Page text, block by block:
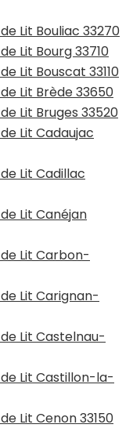
Lit Bouliac 33270
Lit Bourg 33710
Lit Bouscat 33110
Lit Brède 33650
Lit Bruges 33520
Lit Cadaujac
Lit Cadillac
Lit Canéjan
Lit Carbon-
Lit Carignan-
Lit Castelnau-
Lit Castillon-la-
Lit Cenon 33150